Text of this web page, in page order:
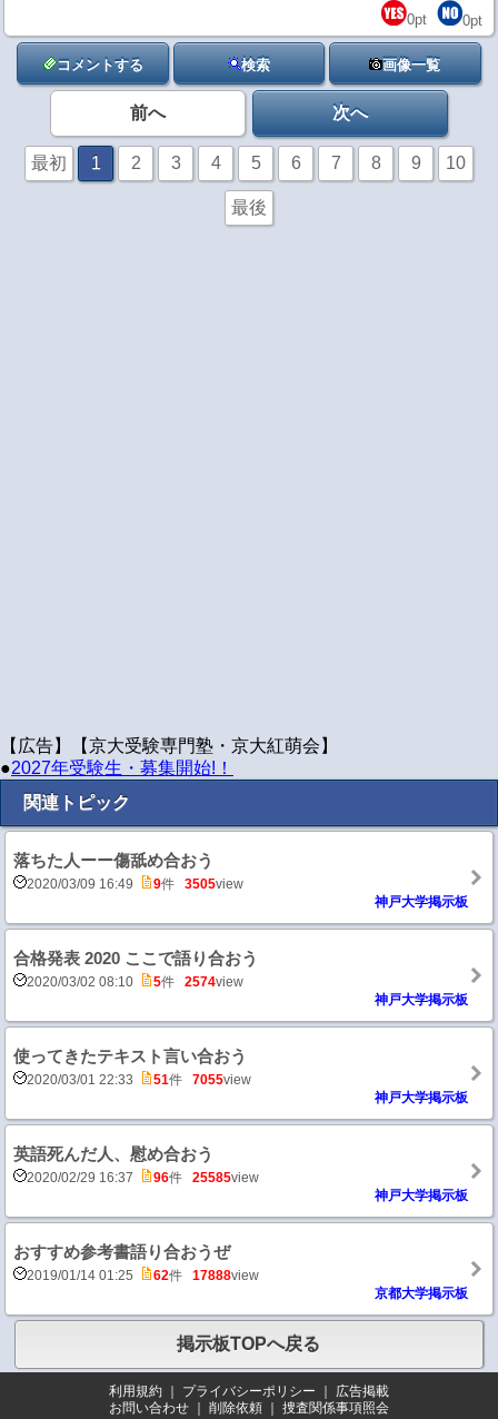
0pt 0pt
コメントする 検索 画像一覧
前へ 次へ
最初 1 2 3 4 5 6 7 8 9 10
最後
【広告】【京大受験専門塾・京大紅萌会】
●2027年受験生・募集開始!！
関連トピック
落ちた人ーー傷舐め合おう
2020/03/09 16:49 9件 3505view
神戸大学掲示板
合格発表 2020 ここで語り合おう
2020/03/02 08:10 5件 2574view
神戸大学掲示板
使ってきたテキスト言い合おう
2020/03/01 22:33 51件 7055view
神戸大学掲示板
英語死んだ人、慰め合おう
2020/02/29 16:37 96件 25585view
神戸大学掲示板
おすすめ参考書語り合おうぜ
2019/01/14 01:25 62件 17888view
京都大学掲示板
掲示板TOPへ戻る
利用規約 ｜ プライバシーポリシー ｜ 広告掲載
お問い合わせ ｜ 削除依頼 ｜ 捜査関係事項照会